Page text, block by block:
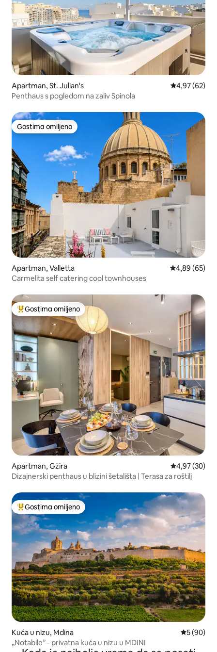
Apartman, St. Julian's Prosečna
4,97 (62)
Penthaus s pogledom na zaliv Spinola
Gostima omiljeno
Gostima omiljeno
Apartman, Valletta Prosečna
4,89 (65)
Carmelita self catering cool townhouses
Najuspešniji među gostima omiljenim
Gostima omiljeno
Apartman, Gżira Prosečna
4,97 (30)
Dizajnerski penthaus u blizini šetališta | Terasa za roštilj
Najuspešniji među gostima omiljenim
Gostima omiljeno
Kuća u nizu, Mdina Prosečna
5 (90)
„Notabile” - privatna kuća u nizu u MDINI